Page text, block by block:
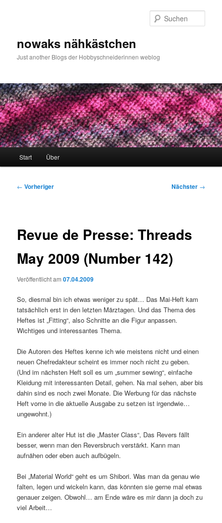
nowaks nähkästchen
Just another Blogs der Hobbyschneiderinnen weblog
Start Über
Beitragsnavigation
← Vorheriger Nächster →
Revue de Presse: Threads
May 2009 (Number 142)
Veröffentlicht am07.04.2009
So, diesmal bin ich etwas weniger zu spät… Das Mai-Heft kam
tatsächlich erst in den letzten Märztagen. Und das Thema des
Heftes ist „Fitting“, also Schnitte an die Figur anpassen.
Wichtiges und interessantes Thema.
Die Autoren des Heftes kenne ich wie meistens nicht und einen
neuen Chefredakteur scheint es immer noch nicht zu geben.
(Und im nächsten Heft soll es um „summer sewing“, einfache
Kleidung mit interessanten Detail, gehen. Na mal sehen, aber bis
dahin sind es noch zwei Monate. Die Werbung für das nächste
Heft vorne in die aktuelle Ausgabe zu setzen ist irgendwie…
ungewohnt.)
Ein anderer alter Hut ist die „Master Class“, Das Revers fällt
besser, wenn man den Reversbruch verstärkt. Kann man
aufnähen oder eben auch aufbügeln.
Bei „Material World“ geht es um Shibori. Was man da genau wie
falten, legen und wickeln kann, das könnten sie gerne mal etwas
genauer zeigen. Obwohl… am Ende wäre es mir dann ja doch zu
viel Arbeit…